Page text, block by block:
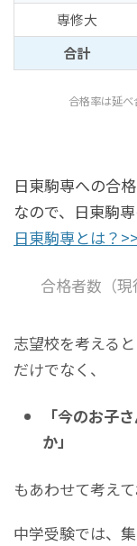
専修大
合計
合格率は延
日東駒専への合
なので、日東駒
日東駒専とは？>>
合格者数（現
志望校を考える
だけでなく、
「今のお子
か」
もあわせて考え
中学受験では、